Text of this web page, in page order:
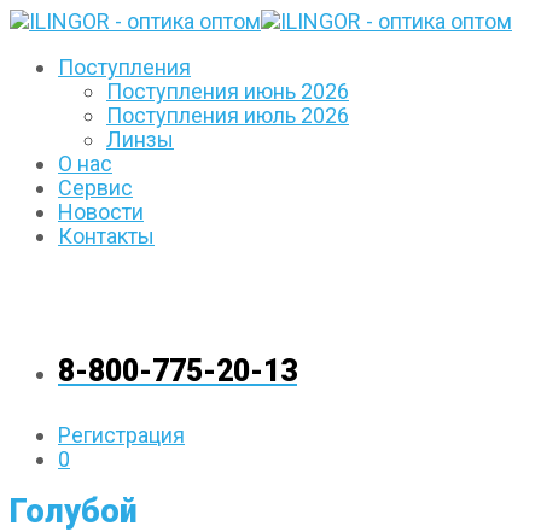
Поступления
Поступления июнь 2026
Поступления июль 2026
Линзы
О нас
Сервис
Новости
Контакты
8-800-775-20-13
Регистрация
0
Голубой